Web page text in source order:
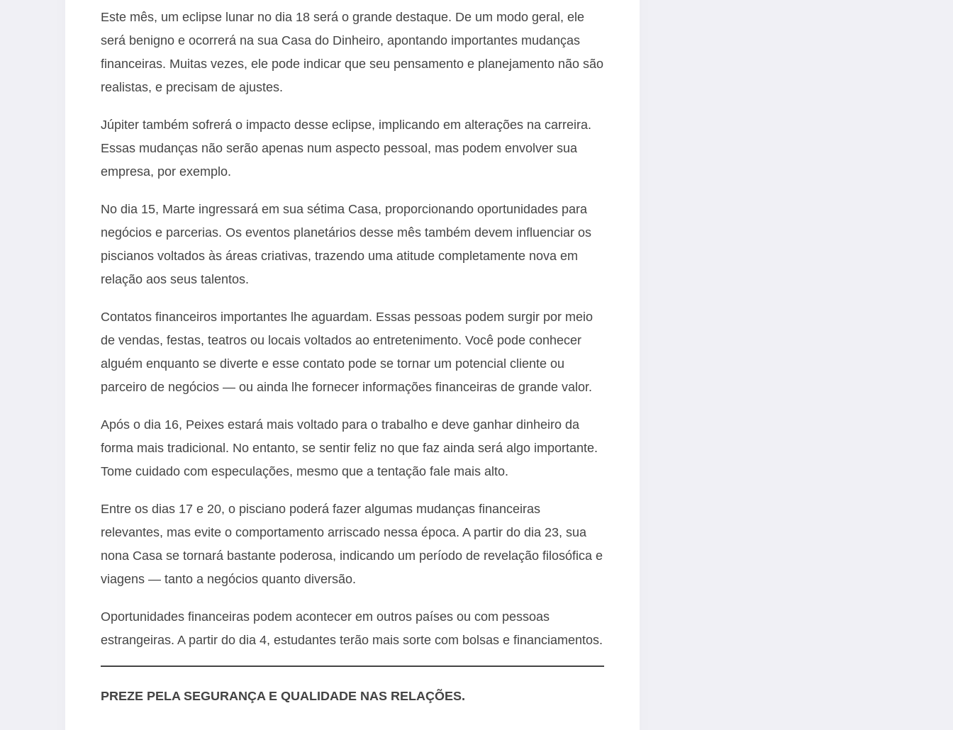
Este mês, um eclipse lunar no dia 18 será o grande destaque. De um modo geral, ele
será benigno e ocorrerá na sua Casa do Dinheiro, apontando importantes mudanças
financeiras. Muitas vezes, ele pode indicar que seu pensamento e planejamento não são
realistas, e precisam de ajustes.
Júpiter também sofrerá o impacto desse eclipse, implicando em alterações na carreira.
Essas mudanças não serão apenas num aspecto pessoal, mas podem envolver sua
empresa, por exemplo.
No dia 15, Marte ingressará em sua sétima Casa, proporcionando oportunidades para
negócios e parcerias. Os eventos planetários desse mês também devem influenciar os
piscianos voltados às áreas criativas, trazendo uma atitude completamente nova em
relação aos seus talentos.
Contatos financeiros importantes lhe aguardam. Essas pessoas podem surgir por meio
de vendas, festas, teatros ou locais voltados ao entretenimento. Você pode conhecer
alguém enquanto se diverte e esse contato pode se tornar um potencial cliente ou
parceiro de negócios — ou ainda lhe fornecer informações financeiras de grande valor.
Após o dia 16, Peixes estará mais voltado para o trabalho e deve ganhar dinheiro da
forma mais tradicional. No entanto, se sentir feliz no que faz ainda será algo importante.
Tome cuidado com especulações, mesmo que a tentação fale mais alto.
Entre os dias 17 e 20, o pisciano poderá fazer algumas mudanças financeiras
relevantes, mas evite o comportamento arriscado nessa época. A partir do dia 23, sua
nona Casa se tornará bastante poderosa, indicando um período de revelação filosófica e
viagens — tanto a negócios quanto diversão.
Oportunidades financeiras podem acontecer em outros países ou com pessoas
estrangeiras. A partir do dia 4, estudantes terão mais sorte com bolsas e financiamentos.
PREZE PELA SEGURANÇA E QUALIDADE NAS RELAÇÕES.